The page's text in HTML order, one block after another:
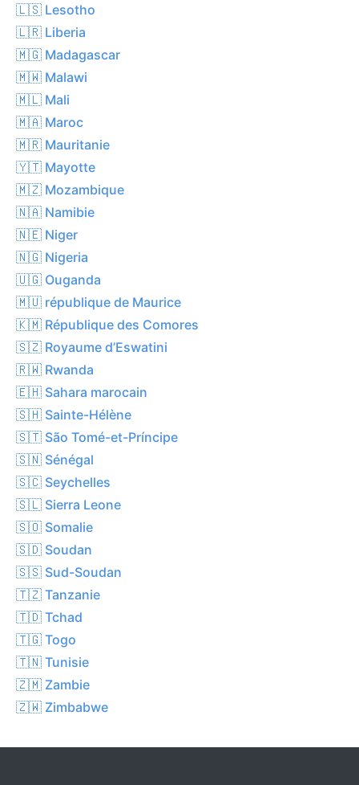
🇱🇸 Lesotho
🇱🇷 Liberia
🇲🇬 Madagascar
🇲🇼 Malawi
🇲🇱 Mali
🇲🇦 Maroc
🇲🇷 Mauritanie
🇾🇹 Mayotte
🇲🇿 Mozambique
🇳🇦 Namibie
🇳🇪 Niger
🇳🇬 Nigeria
🇺🇬 Ouganda
🇲🇺 république de Maurice
🇰🇲 République des Comores
🇸🇿 Royaume d’Eswatini
🇷🇼 Rwanda
🇪🇭 Sahara marocain
🇸🇭 Sainte-Hélène
🇸🇹 São Tomé-et-Príncipe
🇸🇳 Sénégal
🇸🇨 Seychelles
🇸🇱 Sierra Leone
🇸🇴 Somalie
🇸🇩 Soudan
🇸🇸 Sud-Soudan
🇹🇿 Tanzanie
🇹🇩 Tchad
🇹🇬 Togo
🇹🇳 Tunisie
🇿🇲 Zambie
🇿🇼 Zimbabwe